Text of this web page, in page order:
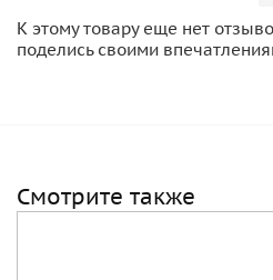
К этому товару еще нет
поделись своими
Смотрите также